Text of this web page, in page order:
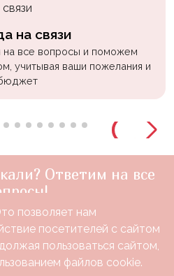
на связи
все вопросы и поможем
учитывая ваши пожелания и
Ответим на все
48-60
бесплатный
Нужна консультация?
позволяет нам
посетителей с сайтом
пользоваться сайтом,
файлов cookie.